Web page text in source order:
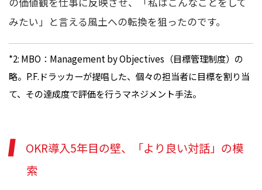
みたい」と言える風土への転換を狙ったのです。
*2: MBO：Management by Objectives（目標管理制度）の
略。P.F.ドラッカーが提唱した、個々の担当者に目標を割り当
て、その達成度で評価を行うマネジメント手法。
OKR導入5年目の壁、「より良い対話」の模
索